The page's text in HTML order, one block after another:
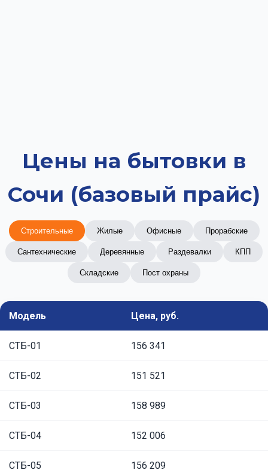
Цены на бытовки в
Сочи (базовый прайс)
Строительные Жилые Офисные Прорабские
Сантехнические Деревянные Раздевалки КПП
Складские Пост охраны
Модель Цена, руб.
СТБ-01 156 341
СТБ-02 151 521
СТБ-03 158 989
СТБ-04 152 006
СТБ-05 156 209